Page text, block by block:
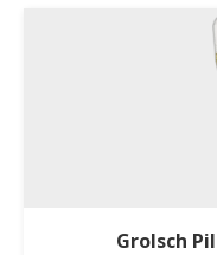
Grolsch